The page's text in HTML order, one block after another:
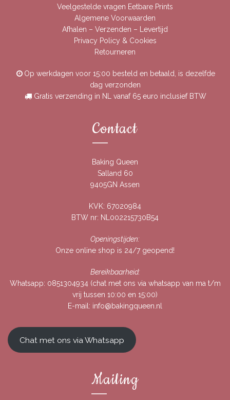
Veelgestelde vragen Eetbare Prints
Algemene Voorwaarden
Afhalen – Verzenden – Levertijd
Privacy Policy & Cookies
Retourneren
Op werkdagen voor 15:00 besteld en betaald, is dezelfde
dag verzonden
Gratis verzending in NL vanaf 65 euro inclusief BTW
Contact
Baking Queen
Salland 60
9405GN Assen
KVK: 67020984
BTW nr: NL002215730B54
Openingstijden:
Onze online shop is 24/7 geopend!
Bereikbaarheid:
Whatsapp: 0851304934(chat met ons via whatsapp van ma t/m
vrij tussen 10:00 en 15:00)
E-mail: info@bakingqueen.nl
Chat met ons via Whatsapp
Mailing